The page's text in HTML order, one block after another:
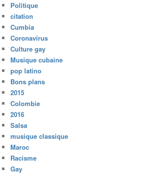
Politique
citation
Cumbia
Coronavirus
Culture gay
Musique cubaine
pop latino
Bons plans
2015
Colombie
2016
Salsa
musique classique
Maroc
Racisme
Gay